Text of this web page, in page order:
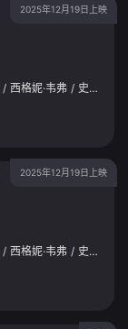
2025年12月19日上映
/ 西格妮·韦弗 / 史蒂芬·朗
2025年12月19日上映
/ 西格妮·韦弗 / 史蒂芬·朗